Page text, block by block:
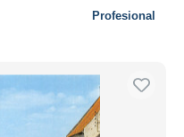
Profesional